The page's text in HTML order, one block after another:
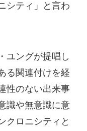
シティ」と言わ
ユングが提唱し
る関連付けを経
性のない出来事
識や無意識に意
クロニシティと